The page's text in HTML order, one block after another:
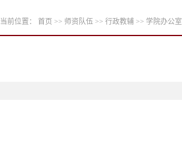
当前位置： 首页 >> 师资队伍 >> 行政教辅 >> 学院办公室